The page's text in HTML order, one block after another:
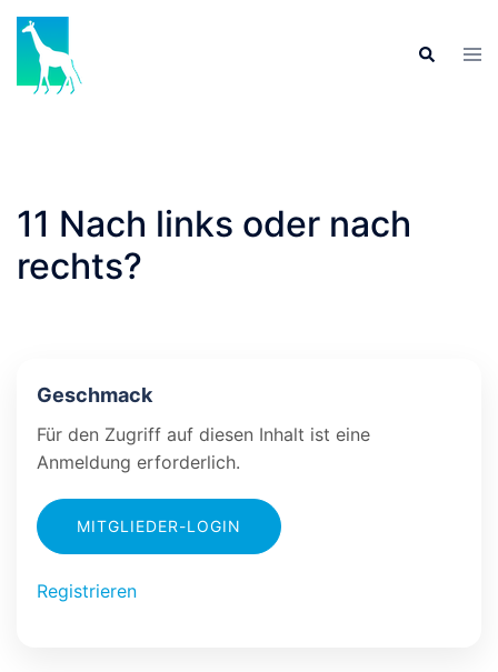
Skip
content
Search
11 Nach links oder nach
rechts?
Geschmack
Für den Zugriff auf diesen Inhalt ist eine
Anmeldung erforderlich.
MITGLIEDER-LOGIN
Registrieren